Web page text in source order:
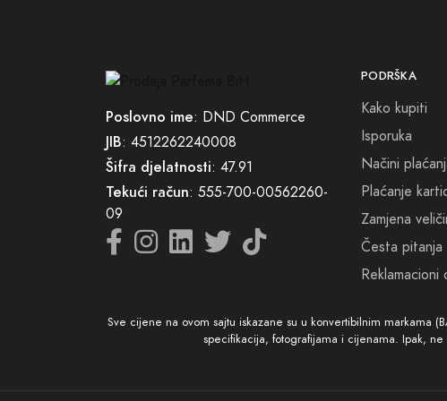
Poslovno ime: DND Commerce
JIB: 4512262240008
Šifra djelatnosti: 47.91
Tekući račun: 555-700-00562260-
09
PODRŠKA
Kako kupiti
Isporuka
Načini
Plaćanje
Zamjena
Česta pitanja
Reklamacioni
Sve cijene na ovom sajtu iskazane su u konvertibilnim markama
specifikacija, fotografijama i cijenama. Ipak,